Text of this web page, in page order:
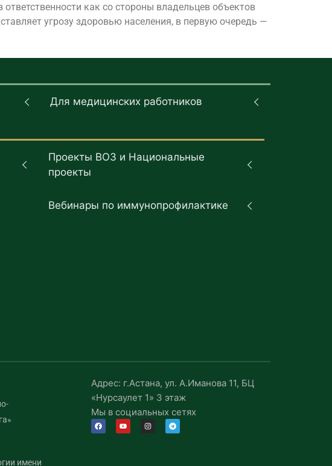
как со стороны владельцев объектов
угрозу здоровью населения, в первую очередь —
Для медицинских работников
Проекты ВОЗ и Национальные
проекты
Вебинары по иммунопрофилактике
имени
Адрес: г.Астана, ул. А.Иманова 11, БЦ
«Нурсаулет 1» 3 этаж
Мы в социальных сетях